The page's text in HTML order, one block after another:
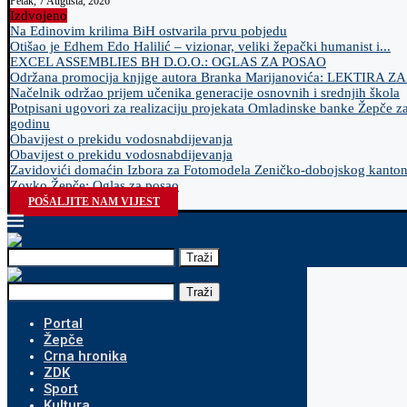
Izdvojeno
Na Edinovim krilima BiH ostvarila prvu pobjedu
Otišao je Edhem Edo Halilić – vizionar, veliki žepački humanist i...
EXCEL ASSEMBLIES BH D.O.O.: OGLAS ZA POSAO
Održana promocija knjige autora Branka Marijanovića: LEKTIRA
Načelnik održao prijem učenika generacije osnovnih i srednjih škola
Potpisani ugovori za realizaciju projekata Omladinske banke Žepče
godinu
Obavijest o prekidu vodosnabdijevanja
Obavijest o prekidu vodosnabdijevanja
Zavidovići domaćin Izbora za Fotomodela Zeničko-dobojskog
Zovko Žepče: Oglas za posao
POŠALJITE NAM VIJEST
Traži
Traži
Portal
Žepče
Crna hronika
ZDK
Sport